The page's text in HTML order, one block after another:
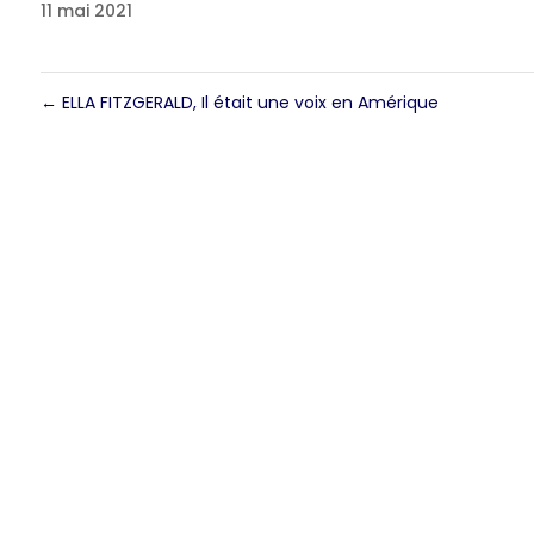
11 mai 2021
← ELLA FITZGERALD, Il était une voix en Amérique